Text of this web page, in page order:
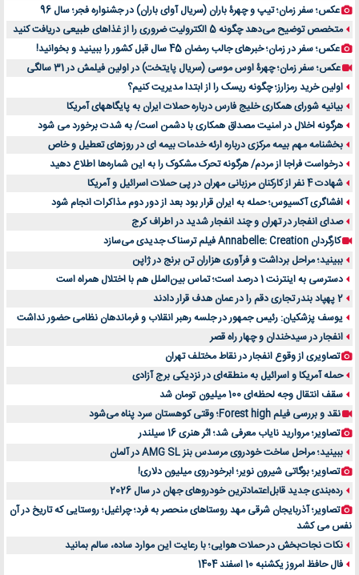
عکس؛ سفر زمان؛ تیپ و چهرۀ باران (سریال آوای باران) در جشنواره فجر؛ سال 96
متخصص توضیح می‌دهد چگونه 5 الکترولیت ضروری را از غذاهای طبیعی دریافت کنید
عکس؛ سفر در زمان؛ خبرهای جالب رمضان 45 سال قبل کشور را ببینید و بخوانید!
عکس؛ سفر زمان؛ چهرۀ اوس موسی (سریال پایتخت) در اولین فیلمش در 31 سالگی
اولین خرید رمزارز؛ چگونه ریسک را از ابتدا مدیریت کنیم؟
بیانیه شورای همکاری خلیج فارس درباره حملات ایران به پایگاههای آمریکا
هرگونه اخلال در امنیت مصداق همکاری با دشمن است/ به شدت برخورد می شود
بخشنامه مهم بیمه مرکزی درباره ارئه خدمات بیمه ای در روزهای تعطیل و خاص
درخواست فراجا از مردم/ هرگونه تحرک مشکوک را به این شماره‌ها اطلاع دهید
شهادت 4 نفر از کارکنان مرزبانی مهران در پی حملات اسرائیل و آمریکا
افشاگری آکسیوس؛ حمله به ایران قرار بود بعد از دور دوم مذاکرات انجام شود
صدای انفجار در تهران و چند انفجار شدید در اطراف کرج
کارگردان Annabelle: Creation فیلم ترسناک جدیدی می‌سازد
ببینید؛ مراحل برداشت و فرآوری هزاران تن برنج در ژاپن
دسترسی به اینترنت 1 درصد است؛ تماس بین‌الملل هم با اختلال همراه است
2 پهپاد بندر تجاری دقم را در عمان هدف قرار دادند
یوسف پزشکیان: رئیس جمهور در جلسه رهبر انقلاب و فرماندهان نظامی حضور نداشت
انفجار در سیدخندان و چهار راه قصر
تصاویری از وقوع انفجار در نقاط مختلف تهران
حمله آمریکا و اسرائیل به منطقه‌ای در نزدیکی برج آزادی
سقف انتقال وجه لحظه‌ای 100 میلیون تومان شد
نقد و بررسی فیلم Forest high؛ وقتی کوهستان سرد پناه می‌شود
تصاویر؛ مروارید نایاب معرفی شد؛ اثر هنری 16 سیلندر
ببینید؛ مراحل ساخت خودروی مرسدس بنز AMG SL در آلمان
تصاویر؛ بوگاتی شیرون نویر؛ ابرخودروی میلیون دلاری!
رده‌بندی جدید قابل‌اعتمادترین خودروهای جهان در سال 2026
تصاویر؛ آذربایجان شرقی مهد روستاهای منحصر به فرد؛ چراغیل؛ روستایی که تاریخ در آن
نفس می کشد
نکات نجات‌بخش در حملات هوایی؛ با رعایت این موارد ساده، سالم بمانید
فال حافظ امروز یکشنبه 10 اسفند 1404